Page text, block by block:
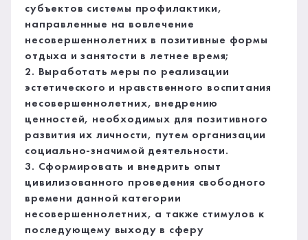
субъектов системы профилактики,
направленные на вовлечение
несовершеннолетних в позитивные формы
отдыха и занятости в летнее время;
2. Выработать меры по реализации
эстетического и нравственного воспитания
несовершеннолетних, внедрению
ценностей, необходимых для позитивного
развития их личности, путем организации
социально-значимой деятельности.
3. Сформировать и внедрить опыт
цивилизованного проведения свободного
времени данной категории
несовершеннолетних, а также стимулов к
последующему выходу в сферу